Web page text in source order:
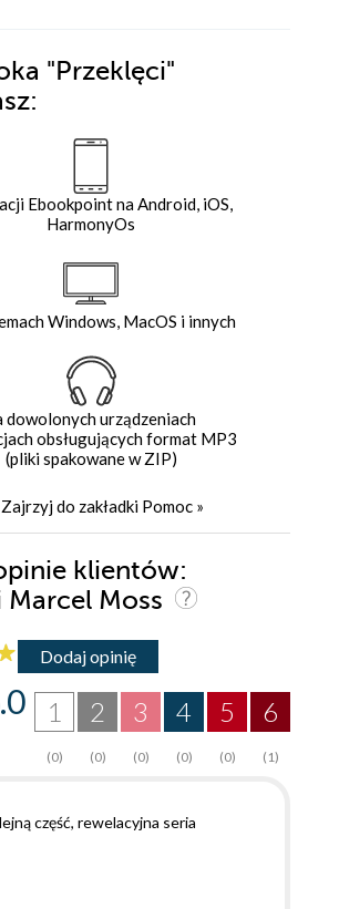
"Przeklęci"
Ebookpoint na Android, iOS,
HarmonyOs
Windows, MacOS i innych
dowolonych urządzeniach
obsługujących format MP3
(pliki spakowane w ZIP)
do zakładki Pomoc »
klientów:
Marcel Moss
Dodaj opinię
6
(1)
5
(0)
4
(0)
3
(0)
2
(0)
1
(0)
część, rewelacyjna seria